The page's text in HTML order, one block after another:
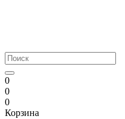
0
0
0
Корзина